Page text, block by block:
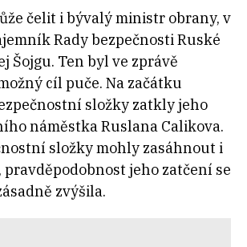
čelit i bývalý ministr obrany, v
Rady bezpečnosti Ruské
Šojgu. Ten byl ve zprávě
cíl puče. Na začátku
složky zatkly jeho
náměstka Ruslana Calikova.
složky mohly zasáhnout i
jeho zatčení se
zvýšila.